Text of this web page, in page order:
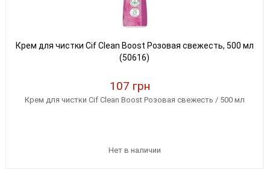
Крем для чистки Cif Clean Boost Розовая свежесть, 500 мл
(50616)
107 грн
Крем для чистки Cif Clean Boost Розовая свежесть / 500 мл
Нет в наличии